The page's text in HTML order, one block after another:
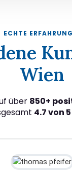
ECHTE
Wien
über 850+
4.7 von